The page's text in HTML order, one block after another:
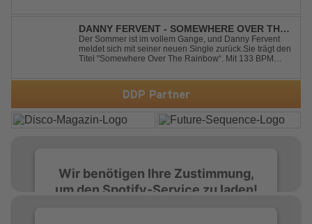
schraubt. Der Track hat die no...
DANNY FERVENT - SOMEWHERE OVER THE
RAINBOW
Der Sommer ist im vollem Gange, und Danny Fervent
meldet sich mit seiner neuen Single zurück.Sie trägt den
Titel "Somewhere Over The Rainbow“. Mit 133 BPM
seine atmosphärische Dichte und mitreißende Dynamik
überzeugt. Kraftvolle, zugleich g...
DDP Partner
Wir benötigen Ihre Zustimmung,
um den Spotify-Service zu laden!